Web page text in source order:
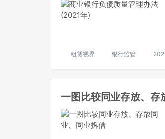
租赁视界 银行监管
一图比较同业存放、存